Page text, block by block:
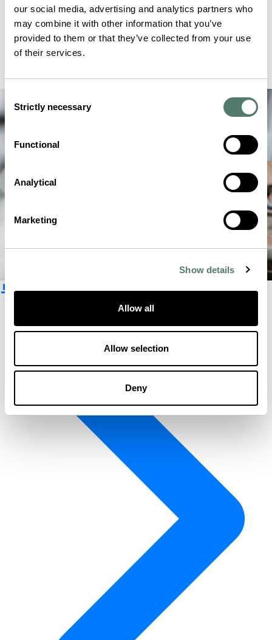
our social media, advertising and analytics partners who
may combine it with other information that you’ve
provided to them or that they’ve collected from your use
of their services.
Selection
Strictly necessary
Functional
Analytical
Marketing
Show details
Allow all
Allow selection
Deny
뉴스레터 구독